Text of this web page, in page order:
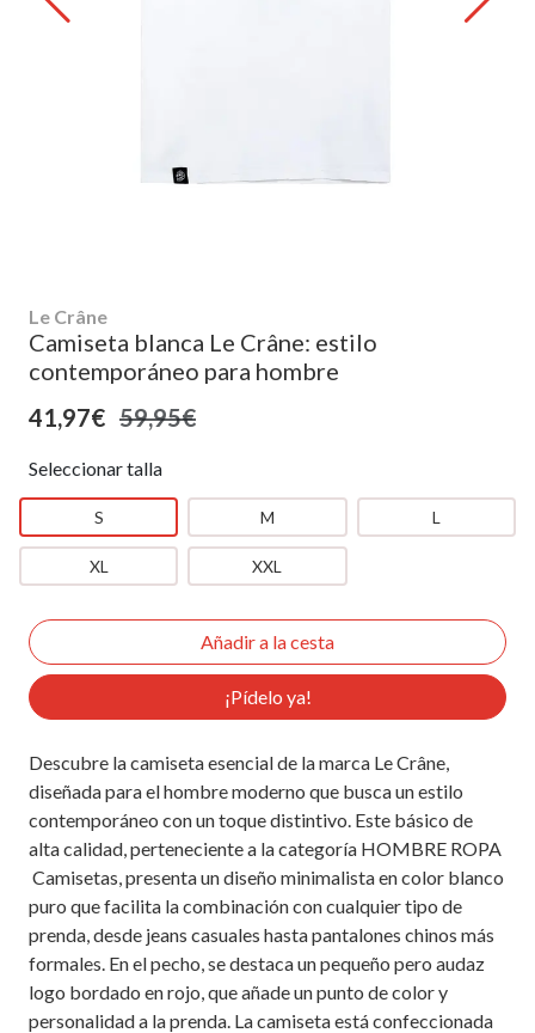
Le Crâne
Camiseta blanca Le Crâne: estilo
contemporáneo para hombre
41,97€ 59,95€
Seleccionar talla
S M L
XL XXL
¡Pídelo ya!
Descubre la camiseta esencial de la marca Le Crâne,
diseñada para el hombre moderno que busca un estilo
contemporáneo con un toque distintivo. Este básico de
alta calidad, perteneciente a la categoría HOMBRE ROPA
Camisetas, presenta un diseño minimalista en color blanco
puro que facilita la combinación con cualquier tipo de
prenda, desde jeans casuales hasta pantalones chinos más
formales. En el pecho, se destaca un pequeño pero audaz
logo bordado en rojo, que añade un punto de color y
personalidad a la prenda. La camiseta está confeccionada